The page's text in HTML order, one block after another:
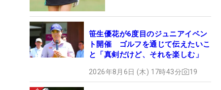
笹生優花が6度目のジュニアイベン
ト開催 ゴルフを通じて伝えたいこ
と「真剣だけど、それを楽しむ」
2026年8月6日 (木) 17時43分 19